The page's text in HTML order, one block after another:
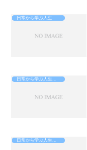
日常から学ぶ人生攻略法
日常から学ぶ人生攻略法